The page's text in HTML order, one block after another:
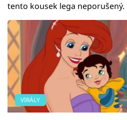
tento kousek lega neporušený.
VIRÁLY